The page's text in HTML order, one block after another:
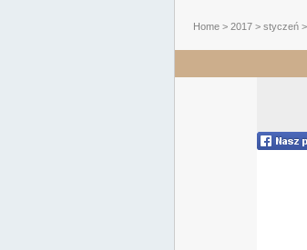
Home > 2017 > styczeń